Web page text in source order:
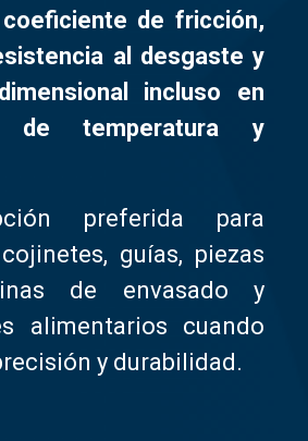
coeficiente de fricción,
al desgaste y
incluso en
de temperatura y
preferida para
guías, piezas
de envasado y
alimentarios cuando
y durabilidad.